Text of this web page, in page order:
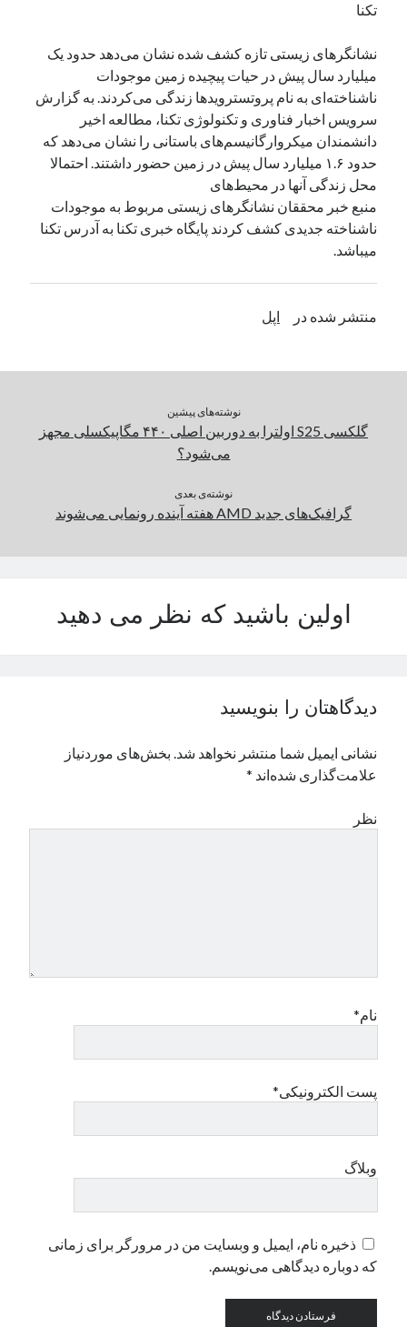
آگوست 2023
دسامبر 2022
دسته‌ها
تکنا
نشانگرهای زیستی تازه کشف شده نشان می‌دهد حدود یک
میلیارد سال پیش در حیات پیچیده زمین موجودات
ناشناخته‌ای به نام پروتسترویدها زندگی می‌کردند. به گزارش
سرویس اخبار فناوری و تکنولوژی تکنا، مطالعه اخیر
دانشمندان میکروارگانیسم‌های باستانی را نشان می‌دهد که
حدود ۱.۶ میلیارد سال پیش در زمین حضور داشتند. احتمالا
محل زندگی آنها در محیط‌های
منبع خبر محققان نشانگرهای زیستی مربوط به موجودات
ناشناخته جدیدی کشف کردند پایگاه خبری تکنا به آدرس تکنا
میباشد.
منتشر شده در اپل
نوشته‌های پیشین
گلکسی S25 اولترا به دوربین اصلی ۴۴۰ مگاپیکسلی مجهز
می‌شود؟
نوشته‌ی بعدی
گرافیک‌های جدید AMD هفته آینده رونمایی می‌شوند
اولین باشید که نظر می دهید
دیدگاهتان را بنویسید
نشانی ایمیل شما منتشر نخواهد شد. بخش‌های موردنیاز
علامت‌گذاری شده‌اند *
نظر
نام*
پست الکترونیکی*
وبلاگ
ذخیره نام، ایمیل و وبسایت من در مرورگر برای زمانی
که دوباره دیدگاهی می‌نویسم.